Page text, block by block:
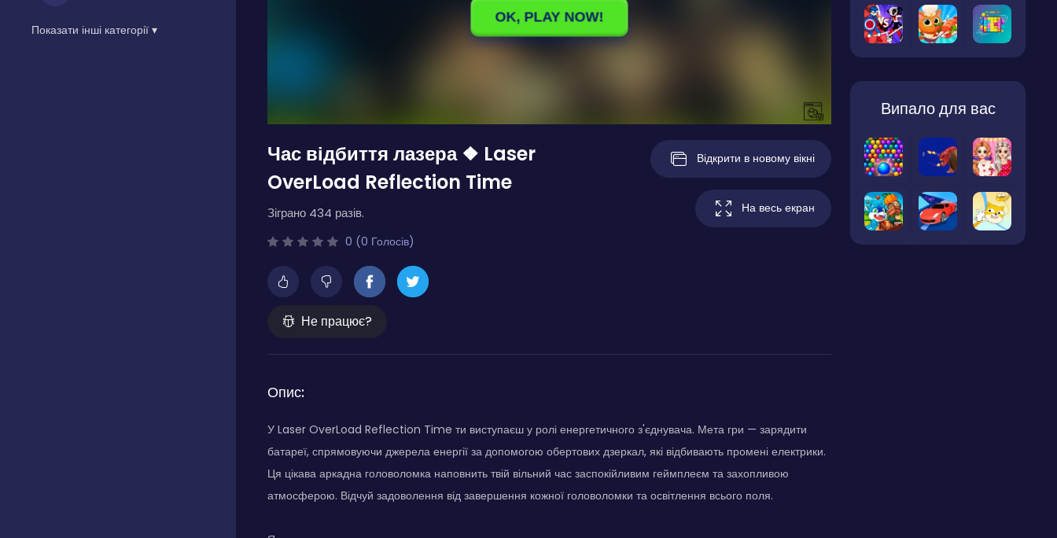
Показати інші категорії ▾
Час відбиття лазера ❖ Laser
OverLoad Reflection Time
Зіграно 434 разів.
0 (0 Голосів)
Не працює?
Відкрити в новому вікні
На весь екран
Опис:
У Laser OverLoad Reflection Time ти виступаєш у ролі енергетичного з'єднувача. Мета гри — зарядити
батареї, спрямовуючи джерела енергії за допомогою обертових дзеркал, які відбивають промені електрики.
Ця цікава аркадна головоломка наповнить твій вільний час заспокійливим геймплеєм та захопливою
атмосферою. Відчуй задоволення від завершення кожної головоломки та освітлення всього поля.
Випало для вас